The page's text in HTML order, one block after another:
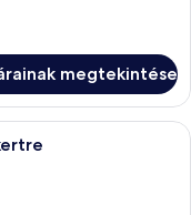
megtekintése
szoba, amelyben